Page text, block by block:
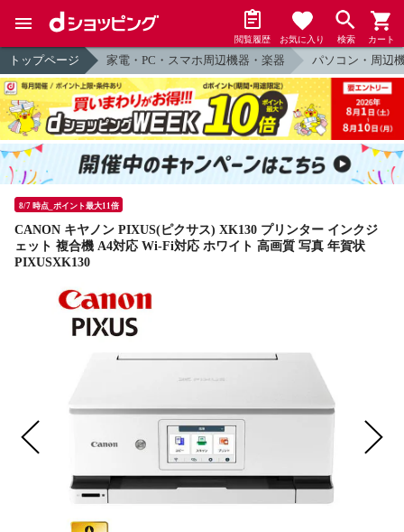
閲覧履歴 お気に入り 検索 カート
トップページ 家電・PC・スマホ周辺機器・楽器 パソコン・周辺
8/7 時点_ポイント最大11倍
CANON キヤノン PIXUS(ピクサス) XK130 プリンター インクジ
ェット 複合機 A4対応 Wi-Fi対応 ホワイト 高画質 写真 年賀状
PIXUSXK130